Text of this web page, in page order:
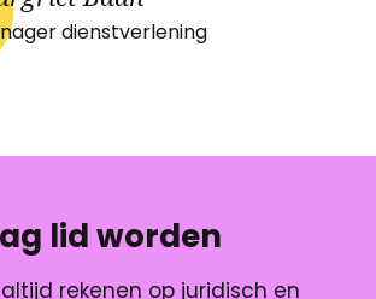
dienstverlening
lid worden
rekenen op juridisch en